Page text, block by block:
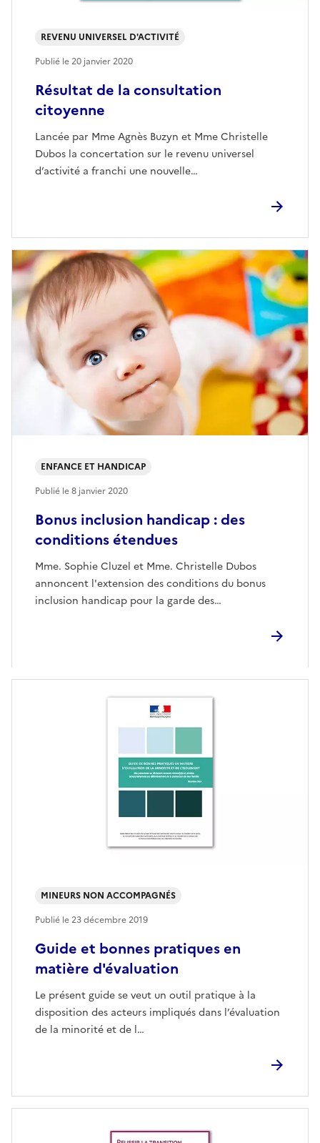
Résultat de la consultation
citoyenne
Lancée par Mme Agnès Buzyn et Mme Christelle
Dubos la concertation sur le revenu universel
d’activité a franchi une nouvelle…
REVENU UNIVERSEL D'ACTIVITÉ
Publié le20 janvier 2020
Bonus inclusion handicap : des
conditions étendues
Mme. Sophie Cluzel et Mme. Christelle Dubos
annoncent l'extension des conditions du bonus
inclusion handicap pour la garde des…
ENFANCE ET HANDICAP
Publié le8 janvier 2020
Guide et bonnes pratiques en
matière d'évaluation
Le présent guide se veut un outil pratique à la
disposition des acteurs impliqués dans l’évaluation
de la minorité et de l…
MINEURS NON ACCOMPAGNÉS
Publié le23 décembre 2019